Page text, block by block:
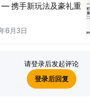
— 携手新玩法及豪礼重
6月3日
请登录后发起评论
登录后回复